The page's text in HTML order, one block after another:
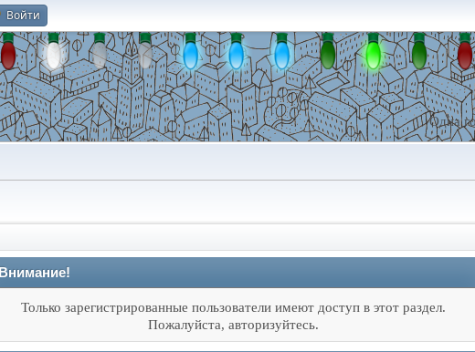
Войти
Одна
Внимание!
Только зарегистрированные пользователи имеют доступ в этот раздел.
Пожалуйста, авторизуйтесь.